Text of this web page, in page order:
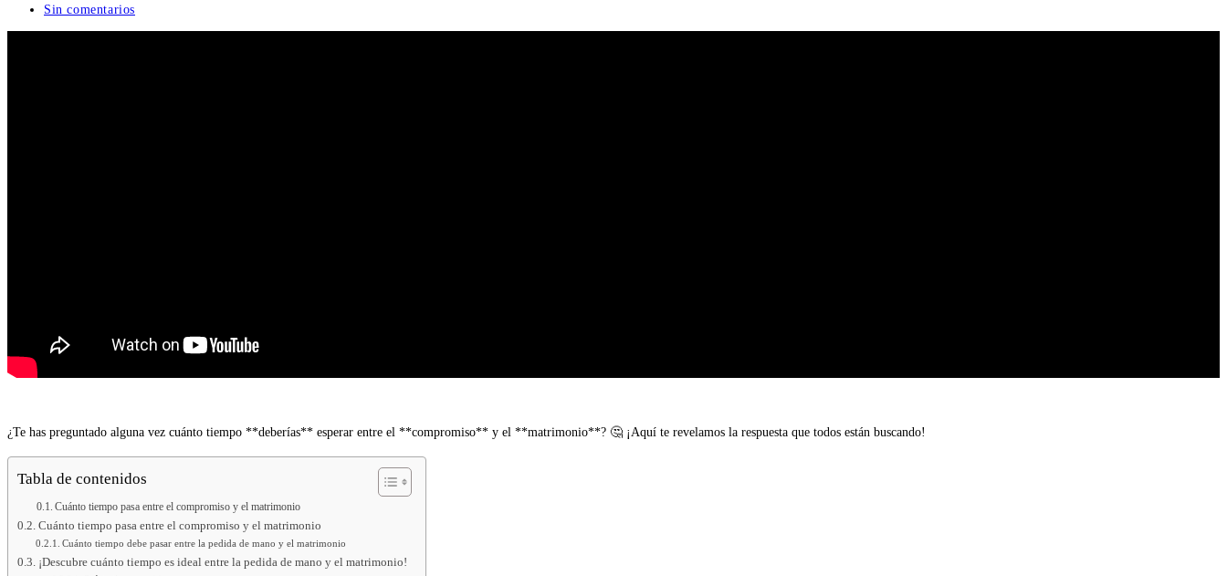
Sin comentarios
¿Te has preguntado alguna vez cuánto tiempo **deberías** esperar entre el **compromiso** y el **matrimonio**? 🤔 ¡Aquí te revelamos la respuesta que todos están buscando!
Tabla de contenidos
Cuánto tiempo pasa entre el compromiso y el matrimonio
Cuánto tiempo pasa entre el compromiso y el matrimonio
Cuánto tiempo debe pasar entre la pedida de mano y el matrimonio
¡Descubre cuánto tiempo es ideal entre la pedida de mano y el matrimonio!